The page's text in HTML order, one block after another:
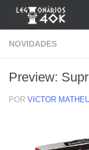
Skip to content
NOVIDADES
Preview:
POR VICTOR